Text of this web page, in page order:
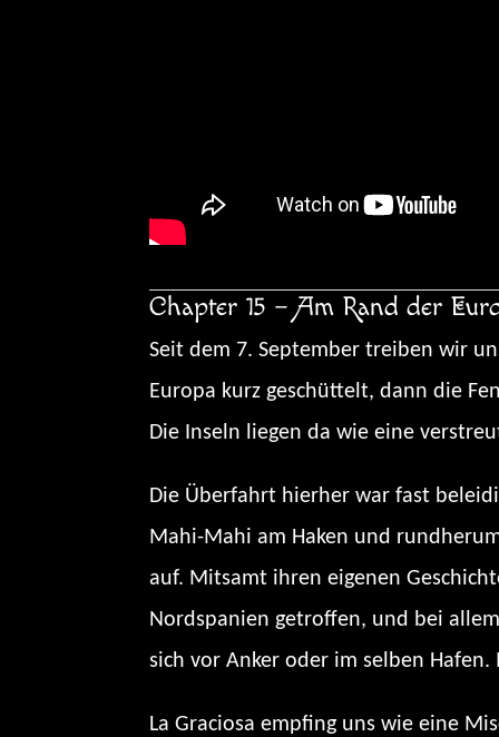
Chapter 15 – Am Rand der
Seit dem 7. September treiben wir
Europa kurz geschüttelt, dann die
Die Inseln liegen da wie eine
Die Überfahrt hierher war fast
Mahi-Mahi am Haken und
auf. Mitsamt ihren eigenen
Nordspanien getroffen, und bei
sich vor Anker oder im selben
La Graciosa empfing uns wie eine